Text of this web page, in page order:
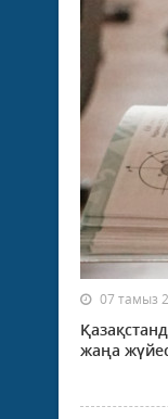
07 тамыз
жаңа